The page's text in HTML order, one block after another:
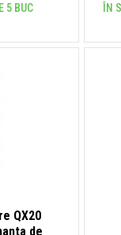
5 BUC ÎN
QX20
de